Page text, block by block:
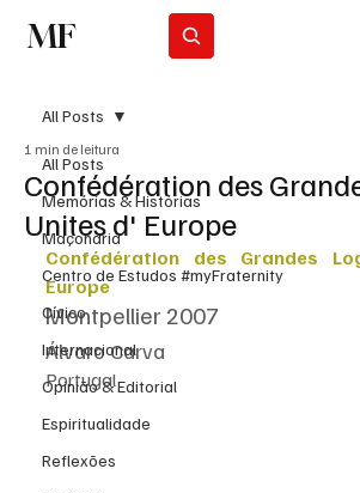
MF
All Posts
Memórias & Histórias
Maçonaria
Centro de Estudos #myFraternity
Cívico
Internacional
Opinião & Editorial
Espiritualidade
Reflexões
All Posts
Confédération des
Unites d' Europe
1 min de leitura
Confédération des Grandes
Europe
Montpellier 2007
Álvaro Carva
Portugal